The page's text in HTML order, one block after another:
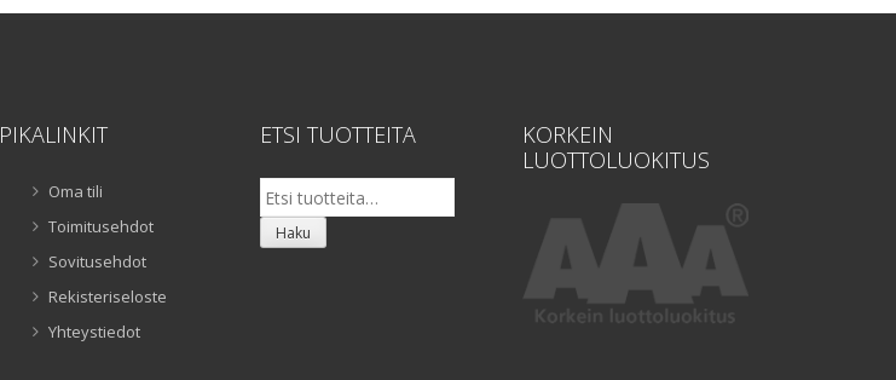
PIKALINKIT
Oma tili
Toimitusehdot
Sovitusehdot
Rekisteriseloste
Yhteystiedot
ETSI TUOTTEITA
Etsi:
Haku
KORKEIN
LUOTTOLUOKITUS